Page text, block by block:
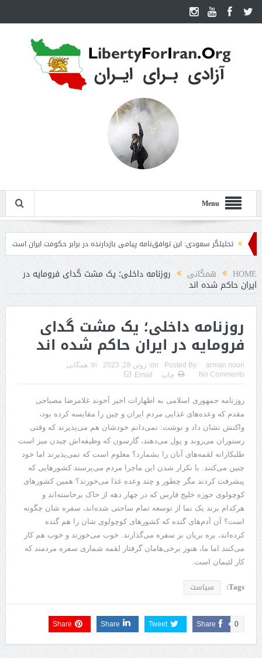
Menu
تحلیلگر سعودی: این توافق‌نامه پیامی بازدارنده در برابر حکومت ایران است
HOME همگانی روزنامه داخلی؛ یک مشت گدای فرومایه در
ایران حاکم شده‌ اند
روزنامه داخلی؛ یک مشت گدای
فرومایه در ایران حاکم شده‌ اند
Posted By: arman nouri
on: ژوئن 28, 2023 In: همگانی
No Comments
چاپ Email
روزنامه جمهوری اسلامی به اظهارات اخیر آخوند غلامرضا مصباحی
مقدم که وعده‌های غذایی مردم ایران و چین را مقایسه کرده بود،
واکنش نشان داد و نوشت: نمی‌دانم خودشان هم می‌پذیرند که وقتی
رستوران می‌روند و پول می‌دهند، گارسون که وظیفه‌اش چیدن میز است
طلبکارانه لقمه‌های آنان را بشمارد؟ معلوم است که نمی‌پذیرند اما خود
چنین می‌کنند. با تکرار شدن این ماجرا مردم می‌پرسند کشور‌هایی که
پیشرفت کردند مگر چطور و چند وعده غذا می‌خورند؟ همین کشور‌های
کوچولوی حوزه خلیج فارس که در چهار دهه از خاک برخاسته‌اند و
هرکدام برند یک نما از توسعه تمام ساحتی شده‌اند، سفره شان چگونه
است؟ آن آدم‌های گنده که کشور‌های کوچولوی شان را هم گنده
کرده‌اند، بره بریان بر سفره می‌گذارند. خوب می‌خورند و خوب هم کار
می‌کنند اما ما، هنوز برخی‌هامان گرفتار لقمه شماری سفره مردمند که
کار لئیمان است.
Tags: سیاست
Share 0
Tweet
Share
Share